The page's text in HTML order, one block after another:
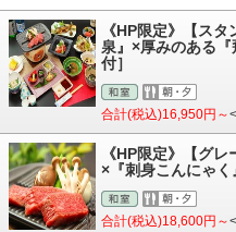
《HP限定》【ス
泉』×厚みのある
付］
合計(税込)16,950円～
《HP限定》【グ
×『刺身こんにゃ
合計(税込)18,600円～